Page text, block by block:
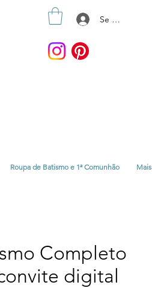
Se connecter
Roupa de Batismo e 1ª Comunhão Mais
Completo
digital